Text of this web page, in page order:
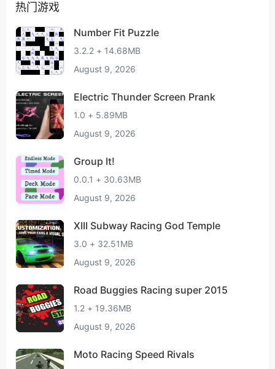
热门游戏
Number Fit Puzzle
3.2.2 + 14.68MB
August 9, 2026
Electric Thunder Screen Prank
1.0 + 5.89MB
August 9, 2026
Group It!
0.0.1 + 30.63MB
August 9, 2026
XIII Subway Racing God Temple
3.0 + 32.51MB
August 9, 2026
Road Buggies Racing super 2015
1.2 + 19.36MB
August 9, 2026
Moto Racing Speed Rivals